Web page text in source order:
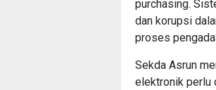
purchasing.
dan korupsi
proses
Sekda Asrun
elektronik perlu